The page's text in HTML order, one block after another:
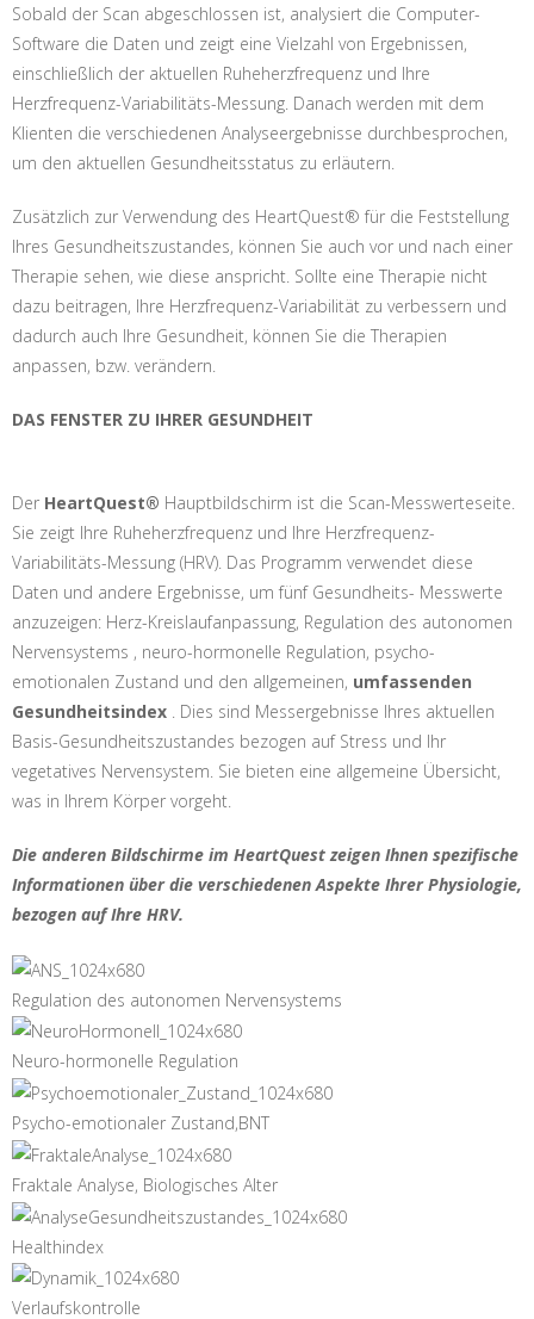
Sobald der Scan abgeschlossen ist, analysiert die Computer-
Software die Daten und zeigt eine Vielzahl von Ergebnissen,
einschließlich der aktuellen Ruheherzfrequenz und Ihre
Herzfrequenz-Variabilitäts-Messung. Danach werden mit dem
Klienten die verschiedenen Analyseergebnisse durchbesprochen,
um den aktuellen Gesundheitsstatus zu erläutern.
Zusätzlich zur Verwendung des HeartQuest® für die Feststellung
Ihres Gesundheitszustandes, können Sie auch vor und nach einer
Therapie sehen, wie diese anspricht. Sollte eine Therapie nicht
dazu beitragen, Ihre Herzfrequenz-Variabilität zu verbessern und
dadurch auch Ihre Gesundheit, können Sie die Therapien
anpassen, bzw. verändern.
DAS FENSTER ZU IHRER GESUNDHEIT
Der HeartQuest® Hauptbildschirm ist die Scan-Messwerteseite.
Sie zeigt Ihre Ruheherzfrequenz und Ihre Herzfrequenz-
Variabilitäts-Messung (HRV). Das Programm verwendet diese
Daten und andere Ergebnisse, um fünf Gesundheits- Messwerte
anzuzeigen: Herz-Kreislaufanpassung, Regulation des autonomen
Nervensystems , neuro-hormonelle Regulation, psycho-
emotionalen Zustand und den allgemeinen, umfassenden
Gesundheitsindex . Dies sind Messergebnisse Ihres aktuellen
Basis-Gesundheitszustandes bezogen auf Stress und Ihr
vegetatives Nervensystem. Sie bieten eine allgemeine Übersicht,
was in Ihrem Körper vorgeht.
Die anderen Bildschirme im HeartQuest zeigen Ihnen spezifische
Informationen über die verschiedenen Aspekte Ihrer Physiologie,
bezogen auf Ihre HRV.
Regulation des autonomen Nervensystems
Neuro-hormonelle Regulation
Psycho-emotionaler Zustand,BNT
Fraktale Analyse, Biologisches Alter
Healthindex
Verlaufskontrolle